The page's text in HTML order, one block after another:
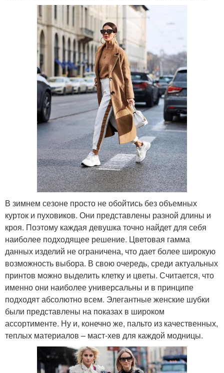
В зимнем сезоне просто не обойтись без объемных
курток и пуховиков. Они представлены разной длины и
кроя. Поэтому каждая девушка точно найдет для себя
наиболее подходящее решение. Цветовая гамма
данных изделий не ограничена, что дает более широкую
возможность выбора. В свою очередь, среди актуальных
принтов можно выделить клетку и цветы. Считается, что
именно они наиболее универсальны и в принципе
подходят абсолютно всем. Элегантные женские шубки
были представлены на показах в широком
ассортименте. Ну и, конечно же, пальто из качественных,
теплых материалов – маст-хев для каждой модницы.